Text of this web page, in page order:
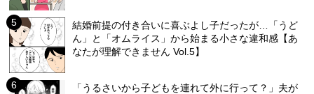
結婚前提の付き合いに喜ぶよし子だったが…「うど
ん」と「オムライス」から始まる小さな違和感【あ
なたが理解できません Vol.5】
「うるさいから子どもを連れて外に行って？」夫が